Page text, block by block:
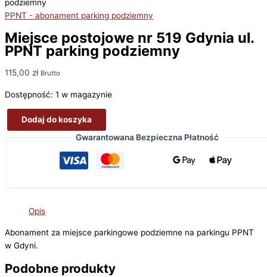
podziemny
PPNT - abonament parking podziemny
Miejsce postojowe nr 519 Gdynia ul.
PPNT parking podziemny
115,00 zł Brutto
Dostępność: 1 w magazynie
ilość
parking
podziemny
Dodaj do koszyka
Gwarantowana Bezpieczna Płatność
Opis
Abonament za miejsce parkingowe podziemne na parkingu PPNT
w Gdyni.
Podobne produkty